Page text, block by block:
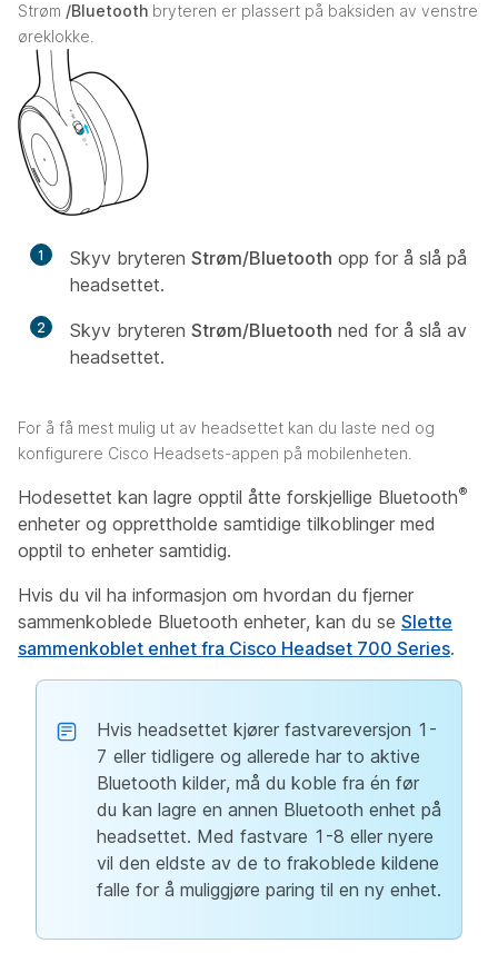
Strøm /Bluetooth bryteren er plassert på baksiden av venstre
øreklokke.
1 Skyv bryteren Strøm/Bluetooth opp for å slå på
headsettet.
2 Skyv bryteren Strøm/Bluetooth ned for å slå av
headsettet.
For å få mest mulig ut av headsettet kan du laste ned og
konfigurere Cisco Headsets-appen på mobilenheten.
Hodesettet kan lagre opptil åtte forskjellige Bluetooth®
enheter og opprettholde samtidige tilkoblinger med
opptil to enheter samtidig.
Hvis du vil ha informasjon om hvordan du fjerner
sammenkoblede Bluetooth enheter, kan du se Slette
sammenkoblet enhet fra Cisco Headset 700 Series.
Hvis headsettet kjører fastvareversjon 1-
7 eller tidligere og allerede har to aktive
Bluetooth kilder, må du koble fra én før
du kan lagre en annen Bluetooth enhet på
headsettet. Med fastvare 1-8 eller nyere
vil den eldste av de to frakoblede kildene
falle for å muliggjøre paring til en ny enhet.